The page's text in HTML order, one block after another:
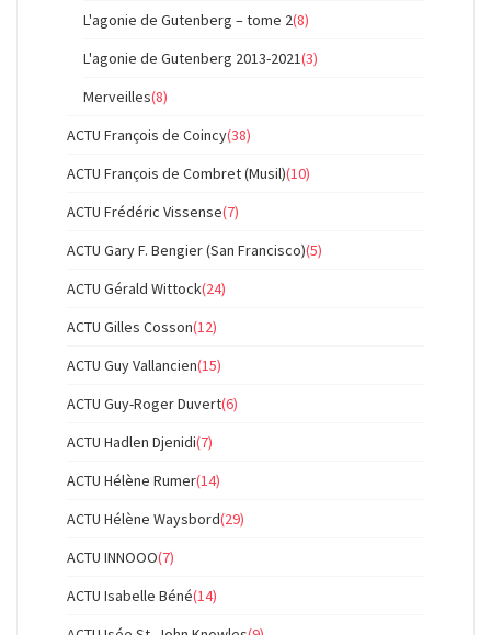
L'agonie de Gutenberg – tome 2(8)
L'agonie de Gutenberg 2013-2021(3)
Merveilles(8)
ACTU François de Coincy(38)
ACTU François de Combret (Musil)(10)
ACTU Frédéric Vissense(7)
ACTU Gary F. Bengier (San Francisco)(5)
ACTU Gérald Wittock(24)
ACTU Gilles Cosson(12)
ACTU Guy Vallancien(15)
ACTU Guy-Roger Duvert(6)
ACTU Hadlen Djenidi(7)
ACTU Hélène Rumer(14)
ACTU Hélène Waysbord(29)
ACTU INNOOO(7)
ACTU Isabelle Béné(14)